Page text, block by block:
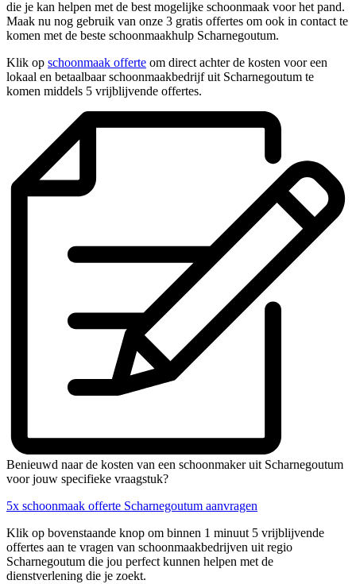
die je kan helpen met de best mogelijke schoonmaak voor het pand.
Maak nu nog gebruik van onze 3 gratis offertes om ook in contact te
komen met de beste schoonmaakhulp Scharnegoutum.
Klik op schoonmaak offerte om direct achter de kosten voor een
lokaal en betaalbaar schoonmaakbedrijf uit Scharnegoutum te
komen middels 5 vrijblijvende offertes.
Benieuwd naar de kosten van een schoonmaker uit Scharnegoutum
voor jouw specifieke vraagstuk?
5x schoonmaak offerte Scharnegoutum aanvragen
Klik op bovenstaande knop om binnen 1 minuut 5 vrijblijvende
offertes aan te vragen van schoonmaakbedrijven uit regio
Scharnegoutum die jou perfect kunnen helpen met de
dienstverlening die je zoekt.